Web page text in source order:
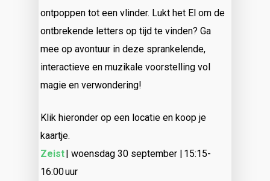
ontpoppen tot een vlinder. Lukt het El om de
ontbrekende letters op tijd te vinden? Ga
mee op avontuur in deze sprankelende,
interactieve en muzikale voorstelling vol
magie en verwondering!
Klik hieronder op een locatie en koop je
kaartje.
Zeist| woensdag 30 september | 15:15-
16:00 uur